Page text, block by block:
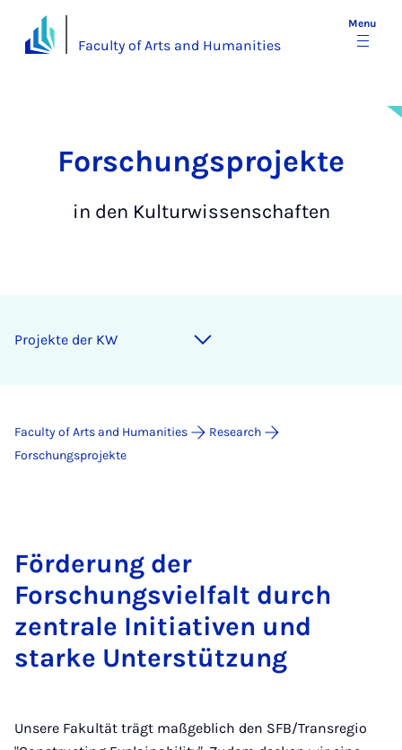
Faculty of Arts and Humanities
Menu
For­schung­s­­pro­jek­te
in den Kulturwissenschaften
Projekte der KW
Faculty of Arts and Humanities
Research
For­schungs­pro­jek­te
Förderung der
Forschungsvielfalt durch
zentrale Initiativen und
starke Unterstützung
Unsere Fakultät trägt maßgeblich den SFB/Transregio